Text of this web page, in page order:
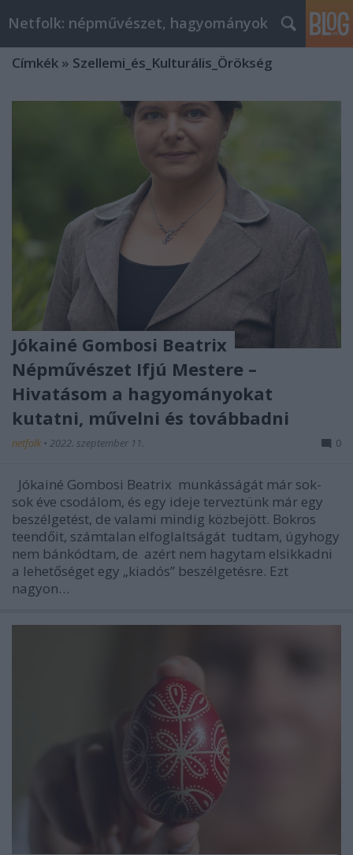
Netfolk: népművészet, hagyományok
Címkék » Szellemi_és_Kulturális_Örökség
Jókainé Gombosi Beatrix
Népművészet Ifjú Mestere –
Hivatásom a hagyományokat
kutatni, művelni és továbbadni
netfolk • 2022. szeptember 11. 0
Jókainé Gombosi Beatrix munkásságát már sok-
sok éve csodálom, és egy ideje terveztünk már egy
beszélgetést, de valami mindig közbejött. Bokros
teendőit, számtalan elfoglaltságát tudtam, úgyhogy
nem bánkódtam, de azért nem hagytam elsikkadni
a lehetőséget egy „kiadós” beszélgetésre. Ezt
nagyon…